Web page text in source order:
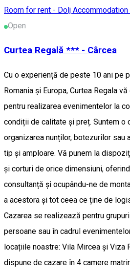
Room for rent - Dolj Accommodation
Open
Curtea Regală *** - Cârcea
Cu o experiență de peste 10 ani pe
Romania și Europa, Curtea Regala
pentru realizarea evenimentelor la
condiții de calitate și preț. Suntem o
organizarea nunților, botezurilor sau
tip și amploare. Vă punem la
și corturi de orice dimensiuni,
consultanță și ocupându-ne de
a acestora și tot ceea ce ține de
Cazarea se realizează pentru
persoane sau în cadrul
locațiile noastre: Vila Mircea și Viza
dispune de cazare în 4 camere